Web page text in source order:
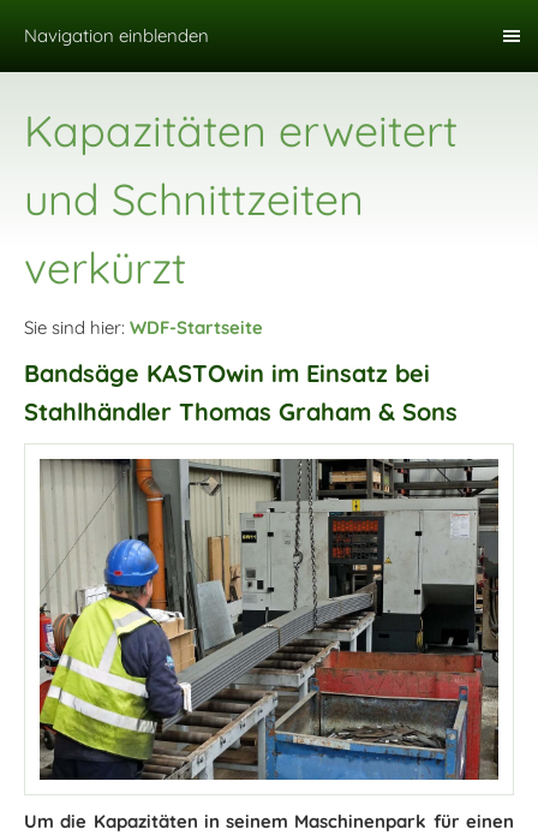
Navigation einblenden
Kapazitäten erweitert
und Schnittzeiten
verkürzt
Sie sind hier: WDF-Startseite
Bandsäge KASTOwin im Einsatz bei
Stahlhändler Thomas Graham & Sons
Um die Kapazitäten in seinem Maschinenpark für einen